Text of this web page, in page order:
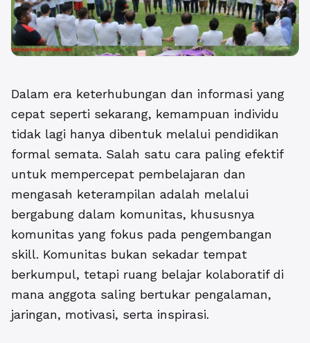
Dalam era keterhubungan dan informasi yang
cepat seperti sekarang, kemampuan individu
tidak lagi hanya dibentuk melalui pendidikan
formal semata. Salah satu cara paling efektif
untuk mempercepat pembelajaran dan
mengasah keterampilan adalah melalui
bergabung dalam komunitas, khususnya
komunitas yang fokus pada pengembangan
skill. Komunitas bukan sekadar tempat
berkumpul, tetapi ruang belajar kolaboratif di
mana anggota saling bertukar pengalaman,
jaringan, motivasi, serta inspirasi.